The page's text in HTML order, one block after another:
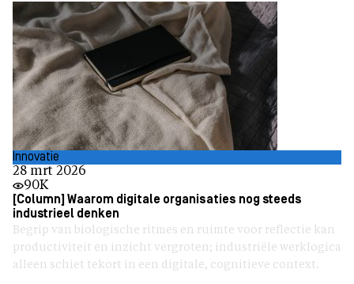
Innovatie
28 mrt 2026
90K
[Column] Waarom digitale organisaties nog steeds
industrieel denken
Begrip van biologische ritmes en ruimte voor reflectie kan
productiviteit en inzicht vergroten; industriële werklogica
alleen schiet tekort in een digitale, cognitieve context.